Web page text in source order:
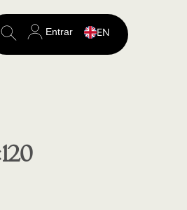
Entrar EN